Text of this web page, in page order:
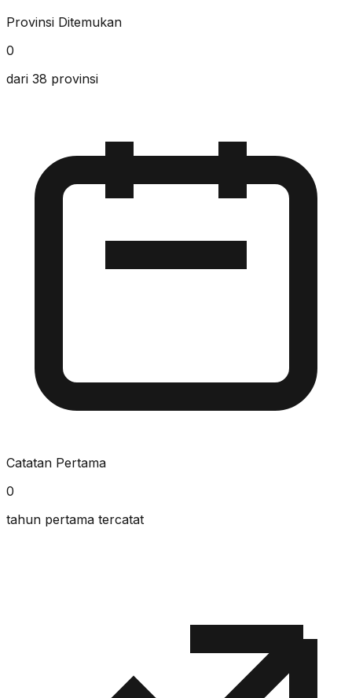
Provinsi Ditemukan
0
dari 38 provinsi
Catatan Pertama
0
tahun pertama tercatat